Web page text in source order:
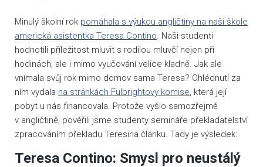
Minulý školní rok pomáhala s výukou angličtiny na naší škole
americká asistentka Teresa Contino. Naši studenti
hodnotili příležitost mluvit s rodilou mluvčí nejen při
hodinách, ale i mimo vyučování velice kladně. Jak ale
vnímala svůj rok mimo domov sama Teresa? Ohlédnutí za
ním vydala na stránkách Fulbrightovy komise, která její
pobyt u nás financovala. Protože vyšlo samozřejmě
v angličtině, pověřili jsme studenty semináře překladatelství
zpracováním překladu Teresina článku. Tady je výsledek:
Teresa Contino: Smysl pro neustálý